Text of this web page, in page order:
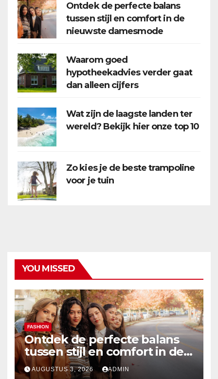
Ontdek de perfecte balans
tussen stijl en comfort in de
nieuwste damesmode
Waarom goed
hypotheekadvies verder gaat
dan alleen cijfers
Wat zijn de laagste landen ter
wereld? Bekijk hier onze top 10
Zo kies je de beste trampoline
voor je tuin
YOU MISSED
FASHION
Ontdek de perfecte balans
tussen stijl en comfort in de
nieuwste damesmode
AUGUSTUS 3, 2026 ADMIN